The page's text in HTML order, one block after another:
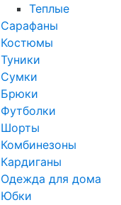
Теплые
Сарафаны
Костюмы
Туники
Сумки
Брюки
Футболки
Шорты
Комбинезоны
Кардиганы
Одежда для дома
Юбки